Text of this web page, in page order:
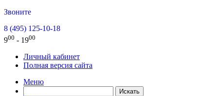
Звоните
8 (495) 125-10-18
900 - 1900
Личный кабинет
Полная версия сайта
Меню